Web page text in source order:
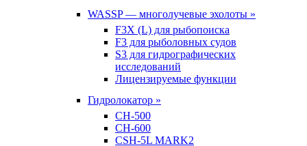
WASSP — многолучевые эхолоты »
F3X (L) для рыбопоиска
F3 для рыболовных судов
S3 для гидрографических
исследований
Лицензируемые функции
Гидролокатор »
CH-500
CH-600
CSH-5L MARK2